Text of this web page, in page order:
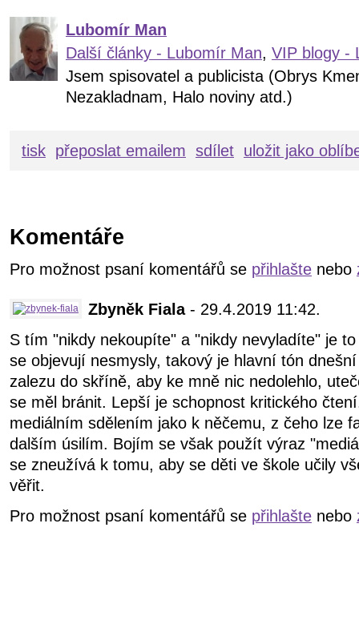
Lubomír Man
Další články - Lubomír Man, VIP blogy -
Jsem spisovatel a publicista (Obrys
Nezakladnam, Halo noviny atd.)
tisk přeposlat emailem sdílet uložit jako
Komentáře
Pro možnost psaní komentářů se přihlašte nebo
Zbyněk Fiala- 29.4.2019 11:42.
S tím "nikdy nekoupíte" a "nikdy nevyladíte" je
se objevují nesmysly, takový je hlavní tón
zalezu do skříně, aby ke mně nic nedolehlo,
se měl bránit. Lepší je schopnost kritického
mediálním sdělením jako k něčemu, z čeho lze
dalším úsilím. Bojím se však použít výraz
se zneužívá k tomu, aby se děti ve škole učily
věřit.
Pro možnost psaní komentářů se přihlašte nebo